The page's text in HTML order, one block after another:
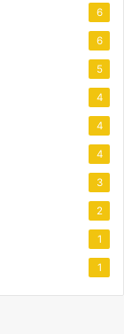
6
6
5
4
4
4
3
2
1
1